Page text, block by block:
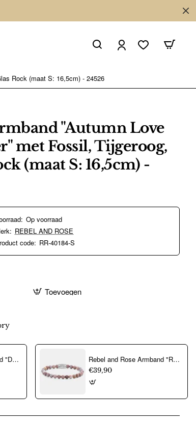
Rock (maat S: 16,5cm) - 24526
"Autumn Love
met Fossil, Tijgeroog,
(maat S: 16,5cm) -
Op voorraad
REBEL AND ROSE
code: RR-40184-S
Toevoegen
Rebel and Rose Armband "Demeter Six" 4mm (maat: Medium 17,5cm) - 23900 Rebel and Rose Armband "Rose Garden" met Tijgeroog, Rhodochrosiet (maat S: 16,5cm) - 24529
€39,90